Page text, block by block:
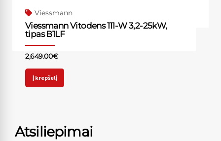
Viessmann
Viessmann Vitodens 111-W 3,2-25kW,
tipas B1LF
2,649.00€
Į krepšelį
Atsiliepimai